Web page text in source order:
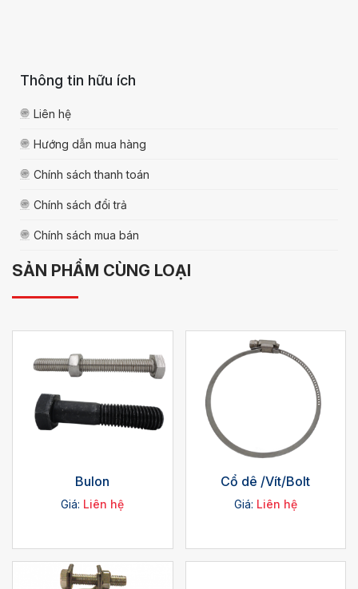
Thông tin hữu ích
Liên hệ
Hướng dẫn mua hàng
Chính sách thanh toán
Chính sách đổi trả
Chính sách mua bán
SẢN PHẨM CÙNG LOẠI
Bulon
Giá: Liên hệ
Cổ dê /Vít/Bolt
Giá: Liên hệ